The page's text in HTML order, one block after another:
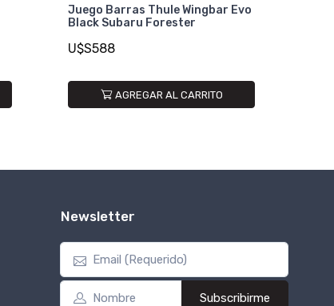
Juego Barras Thule Wingbar Evo
Black Subaru Forester
U$S588
AGREGAR AL CARRITO
Newsletter
Subscribirme